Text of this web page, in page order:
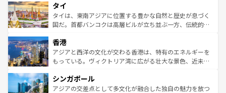
リティに包まれながら、韓国の多彩な魅力を心ゆくまで味
わってみてほしい。 なお、新着の韓国情報はコンテンツ一
覧を参照してほしい。
急速な発展と共に伝統が息づく。ハノイの古い町並みやホ
ーチミン市のフランス統治時代の建物も、独特の雰囲気を
醸し出している。また、バラエティの豊かさとおいしさで
とつ。フォーやバインミー、ベトナムコーヒーなどは、ぜ
ひ現地で味わいたい。どの地域を訪れてもあたたかい人々
が旅行者を迎えてくれるので、きっと忘れられない旅にな
参照してほしい。
タイ
タイは、東南アジアに位置する豊かな自然と歴史が息づく
国だ。首都バンコクは高層ビルが立ち並ぶ一方、伝統的な
の活気が交差している。北部ではチェンマイなどの山岳地
帯で自然と触れ合い、南部ではプーケットやクラビの美し
いビーチでリゾート気分を楽しむことができる。タイ料理
激する。気候は一年中温暖で、どの季節にも異なる楽しみ
が待っている。親しみやすいタイの人々、仏教を中心とし
香港
アジアと西洋の文化が交わる香港は、特有のエネルギーを
もっている。ヴィクトリア湾に広がる壮大な景色、近未来
み、どこを訪れても感動するはず。観光スポットが密集し
ており、効率よく見どころを回れるのも魅力。息をのむよ
シンガポール
アジアの交差点として多文化が融合した独自の魅力を放つ